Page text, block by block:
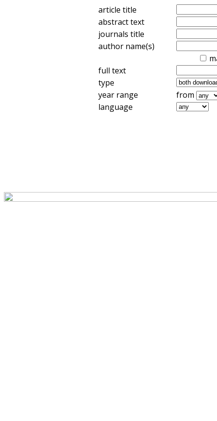
article title
abstract text
journals title
author name(s)
full text
type
year range
from
language